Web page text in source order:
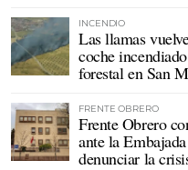
INCENDIO
Las llamas
coche
forestal en San
FRENTE OBRERO
Frente Obrero
ante la
denunciar la